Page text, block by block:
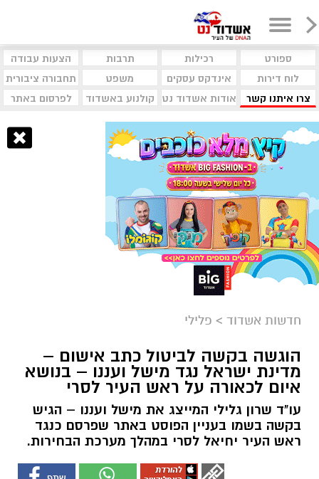
ספורט רכילות תרבות
הצעות עבודה
לוח דירות
אינדקס עסקים משפט
תחבורה ציבורית
צרו איתנו קשר
אודות אשדוד נט קולנוע באשדוד לפרסום באתר
חדשות אשדוד > פלילי
הוגשה בקשה לביטול כתב אישום –
מדינת ישראל נגד מישל ועננו – בנושא
איום לכאורה על ראש העיר לסרי
עו"ד שרון גלילי המייצג את מישל ועננו – הגיש
בקשה בשמו בעניין הפוסט באתר שפרסם כנגד
ראש העיר יחיאל לסרי במהלך מערכת הבחירות.